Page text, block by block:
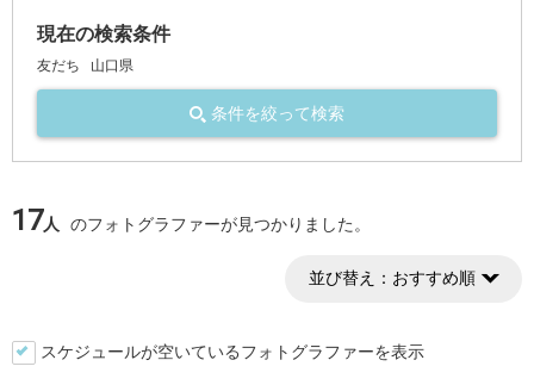
現在の検索条件
友だち 山口県
条件を絞って検索
17人 のフォトグラファーが見つかりました。
並び替え： おすすめ順
スケジュールが空いているフォトグラファーを表示